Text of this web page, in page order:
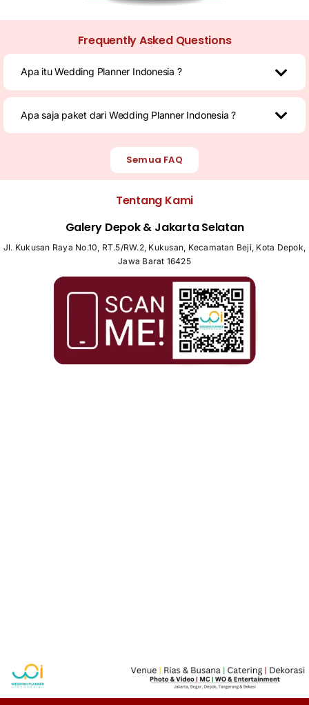
Frequently Asked Questions
Apa itu Wedding Planner Indonesia ?
Apa saja paket dari Wedding Planner Indonesia ?
Semua FAQ
Tentang Kami
Galery Depok & Jakarta Selatan
Jl. Kukusan Raya No.10, RT.5/RW.2, Kukusan, Kecamatan Beji, Kota Depok,
Jawa Barat 16425